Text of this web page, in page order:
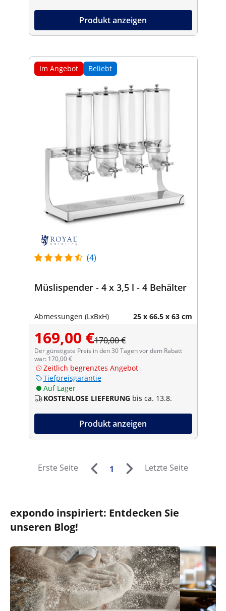
Produkt anzeigen
Im Angebot Beliebt
(4)
Müslispender - 4 x 3,5 l - 4 Behälter
Abmessungen (LxBxH) 25 x 66.5 x 63 cm
169,00 €170,00 €
Der günstigste Preis in den 30 Tagen vor dem Rabatt
war: 170,00 €
Zeitlich begrenztes Angebot
Tiefpreisgarantie
Auf Lager
KOSTENLOSE LIEFERUNG bis ca. 13.8.
Produkt anzeigen
Erste Seite 1 Letzte Seite
expondo inspiriert: Entdecken Sie
unseren Blog!